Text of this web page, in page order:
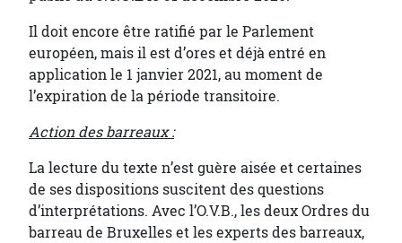
Il doit encore être ratifié par le Parlement
européen, mais il est d’ores et déjà entré en
application le 1 janvier 2021, au moment de
l’expiration de la période transitoire.
Action des barreaux :
La lecture du texte n’est guère aisée et certaines
de ses dispositions suscitent des questions
d’interprétations. Avec l’O.V.B., les deux Ordres du
barreau de Bruxelles et les experts des barreaux,